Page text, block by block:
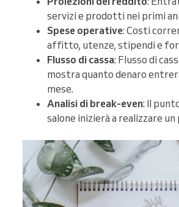
servizi e prodotti nei primi
Spese operative: Costi
affitto, utenze, stipendi e
Flusso di cassa: Flusso di
mostra quanto denaro
mese.
Analisi di break-even: Il
salone inizierà a realizzare